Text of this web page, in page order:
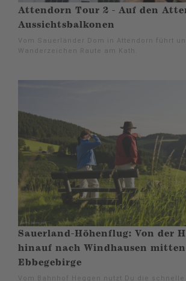
Attendorn Tour 2 - Auf den
Aussichtsbalkonen
Vom Sauerländer Dom in Attendorn führt
Wanderzeichen Raute am Kath.
Sauerland-Höhenflug: Von der
hinauf nach Windhausen
Ebbegebirge
Vom Bahnhof Heggen nutzt Du die schnelle